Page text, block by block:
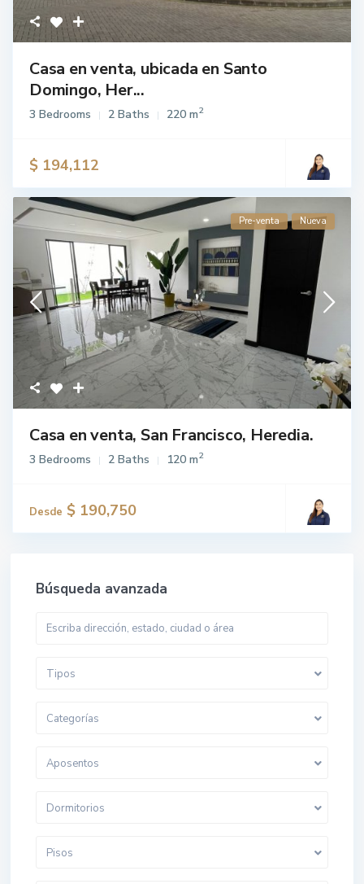
Casa en venta, ubicada en Santo
Domingo, Her...
3 Bedrooms 2 Baths 220 m2
$ 194,112
Pre-venta Nueva
Casa en venta, San Francisco, Heredia.
3 Bedrooms 2 Baths 120 m2
Desde $ 190,750
Búsqueda avanzada
Tipos
Categorías
Aposentos
Dormitorios
Pisos